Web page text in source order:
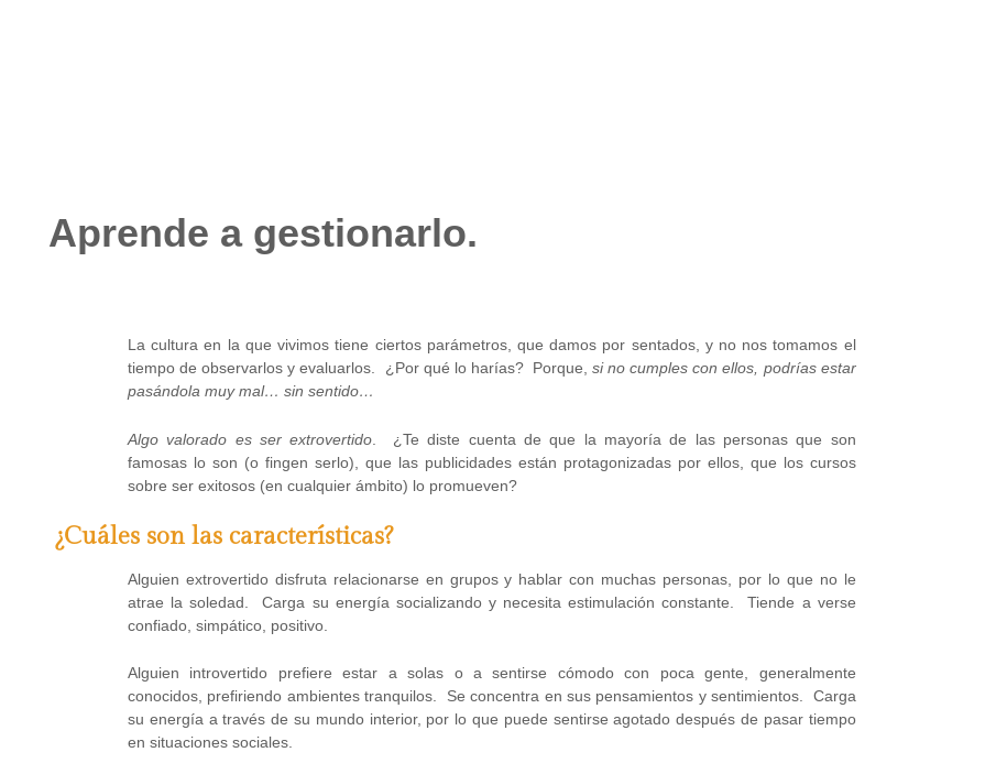
Aprende a gestionarlo.
La cultura en la que vivimos tiene ciertos parámetros, que damos por sentados, y no nos tomamos el
tiempo de observarlos y evaluarlos. ¿Por qué lo harías? Porque,si no cumples con ellos, podrías estar
pasándola muy mal… sin sentido…
Algo valorado es ser extrovertido . ¿Te diste cuenta de que la mayoría de las personas que son
famosas lo son (o fingen serlo), que las publicidades están protagonizadas por ellos, que los cursos
sobre ser exitosos (en cualquier ámbito) lo promueven?
¿Cuáles son las características?
Alguien extrovertido disfruta relacionarse en grupos y hablar con muchas personas, por lo que no le
atrae la soledad. Carga su energía socializando y necesita estimulación constante. Tiende a verse
confiado, simpático, positivo.
Alguien introvertido prefiere estar a solas o a sentirse cómodo con poca gente, generalmente
conocidos, prefiriendo ambientes tranquilos. Se concentra en sus pensamientos y sentimientos. Carga
su energía a través de su mundo interior, por lo que puede sentirse agotado después de pasar tiempo
en situaciones sociales.